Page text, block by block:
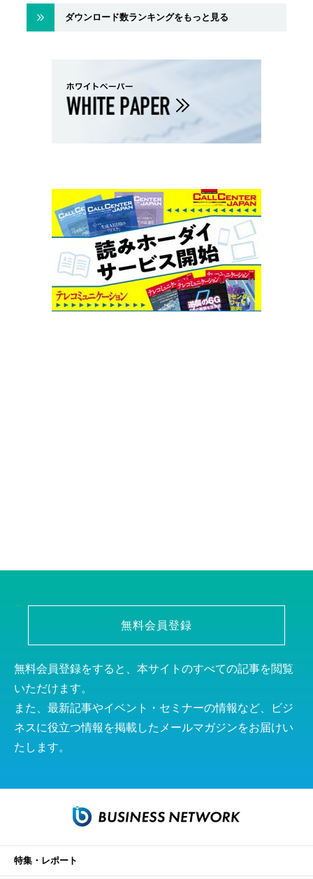
ダウンロード数ランキングをもっと見る
無料会員登録
無料会員登録をすると、本サイトのすべての記事を閲覧
いただけます。
また、最新記事やイベント・セミナーの情報など、ビジ
ネスに役立つ情報を掲載したメールマガジンをお届けい
たします。
特集・レポート